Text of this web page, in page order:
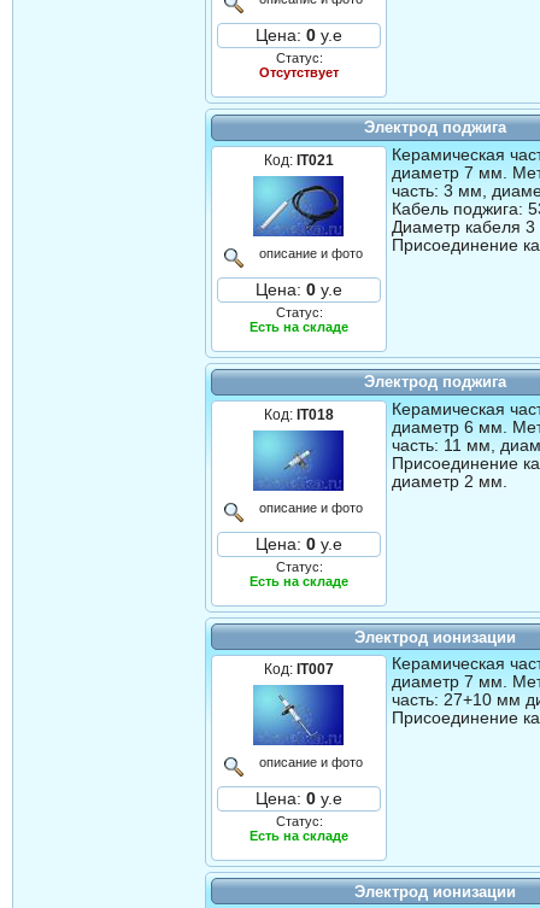
Цена: 0 у.е
Статус:
Отсутствует
Электрод поджига
Код:IT021
описание и фото
Цена: 0 у.е
Статус:
Есть на складе
Керамическая
диаметр 7 мм.
часть: 3 мм,
Кабель поджига:
Диаметр кабеля
Присоединение
Электрод поджига
Код: IT018
описание и фото
Цена: 0 у.е
Статус:
Есть на складе
Керамическая
диаметр 6 мм.
часть: 11 мм,
Присоединение
диаметр 2 мм.
Электрод ионизации
Код: IT007
описание и фото
Цена: 0 у.е
Статус:
Есть на складе
Керамическая
диаметр 7 мм.
часть: 27+10 мм
Присоединение
Электрод ионизации